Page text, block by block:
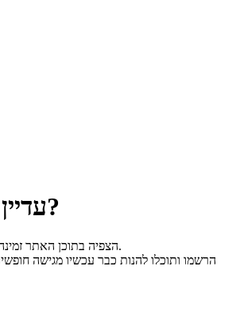
עדיין לא נרשמת?
הצפיה בתוכן האתר זמינה לחברים רשומים בלבד.
הרשמו ותוכלו להנות כבר עכשיו מגישה